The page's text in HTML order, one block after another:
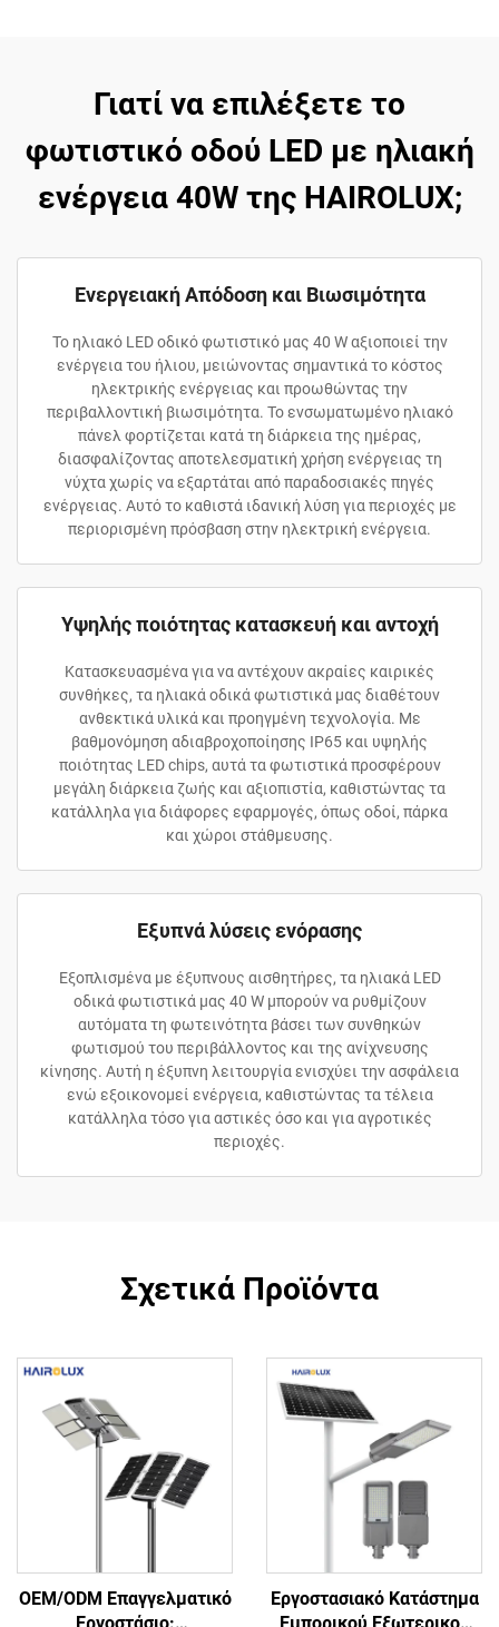
Γιατί να επιλέξετε το
φωτιστικό οδού LED με ηλιακή
ενέργεια 40W της HAIROLUX;
Ενεργειακή Απόδοση και Βιωσιμότητα
Το ηλιακό LED οδικό φωτιστικό μας 40 W αξιοποιεί την
ενέργεια του ήλιου, μειώνοντας σημαντικά το κόστος
ηλεκτρικής ενέργειας και προωθώντας την
περιβαλλοντική βιωσιμότητα. Το ενσωματωμένο ηλιακό
πάνελ φορτίζεται κατά τη διάρκεια της ημέρας,
διασφαλίζοντας αποτελεσματική χρήση ενέργειας τη
νύχτα χωρίς να εξαρτάται από παραδοσιακές πηγές
ενέργειας. Αυτό το καθιστά ιδανική λύση για περιοχές με
περιορισμένη πρόσβαση στην ηλεκτρική ενέργεια.
Υψηλής ποιότητας κατασκευή και αντοχή
Κατασκευασμένα για να αντέχουν ακραίες καιρικές
συνθήκες, τα ηλιακά οδικά φωτιστικά μας διαθέτουν
ανθεκτικά υλικά και προηγμένη τεχνολογία. Με
βαθμονόμηση αδιαβροχοποίησης IP65 και υψηλής
ποιότητας LED chips, αυτά τα φωτιστικά προσφέρουν
μεγάλη διάρκεια ζωής και αξιοπιστία, καθιστώντας τα
κατάλληλα για διάφορες εφαρμογές, όπως οδοί, πάρκα
και χώροι στάθμευσης.
Εξυπνά λύσεις ενόρασης
Εξοπλισμένα με έξυπνους αισθητήρες, τα ηλιακά LED
οδικά φωτιστικά μας 40 W μπορούν να ρυθμίζουν
αυτόματα τη φωτεινότητα βάσει των συνθηκών
φωτισμού του περιβάλλοντος και της ανίχνευσης
κίνησης. Αυτή η έξυπνη λειτουργία ενισχύει την ασφάλεια
ενώ εξοικονομεί ενέργεια, καθιστώντας τα τέλεια
κατάλληλα τόσο για αστικές όσο και για αγροτικές
περιοχές.
Σχετικά Προϊόντα
OEM/ODM Επαγγελματικό
Εργοστασιακό Κατάστημα